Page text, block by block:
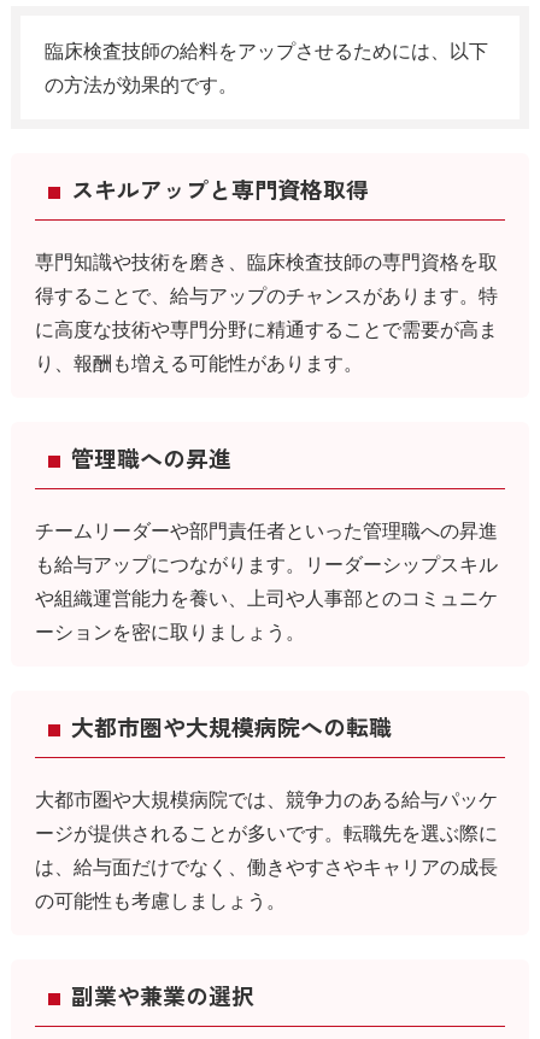
臨床検査技師の給料をアップさせるためには、以下
の方法が効果的です。
スキルアップと専門資格取得
専門知識や技術を磨き、臨床検査技師の専門資格を取
得することで、給与アップのチャンスがあります。特
に高度な技術や専門分野に精通することで需要が高ま
り、報酬も増える可能性があります。
管理職への昇進
チームリーダーや部門責任者といった管理職への昇進
も給与アップにつながります。リーダーシップスキル
や組織運営能力を養い、上司や人事部とのコミュニケ
ーションを密に取りましょう。
大都市圏や大規模病院への転職
大都市圏や大規模病院では、競争力のある給与パッケ
ージが提供されることが多いです。転職先を選ぶ際に
は、給与面だけでなく、働きやすさやキャリアの成長
の可能性も考慮しましょう。
副業や兼業の選択